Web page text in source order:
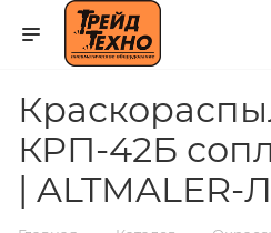
КРП-42Б
| ALTMALER-